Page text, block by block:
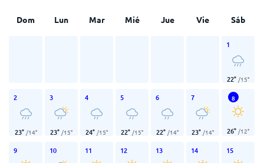
Dom Lun Mar Mié Jue Vie Sáb
1
22° /15°
2
23° /14°
3
23° /15°
4
24° /15°
5
22° /15°
6
22° /14°
7
23° /14°
8
26° /12°
9 10 11 12 13 14 15